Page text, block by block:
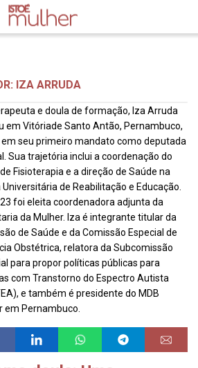
IZA ARRUDA
e doula de formação, Iza Arruda
em Vitóriade Santo Antão, Pernambuco,
seu primeiro mandato como deputada
Sua trajetória inclui a coordenação do
Fisioterapia e a direção de Saúde na
Universitária de Reabilitação e Educação.
foi eleita coordenadora adjunta da
da Mulher. Iza é integrante titular da
de Saúde e da Comissão Especial de
Obstétrica, relatora da Subcomissão
para propor políticas públicas para
com Transtorno do Espectro Autista
e também é presidente do MDB
em Pernambuco.